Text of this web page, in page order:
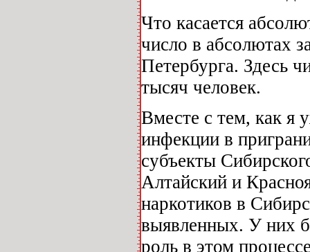
Что касается
число в абсолютах
Петербурга. Здесь
тысяч человек.
Вместе с тем, как я
инфекции в
субъекты
Алтайский и
наркотиков в
выявленных. У них
роль в этом